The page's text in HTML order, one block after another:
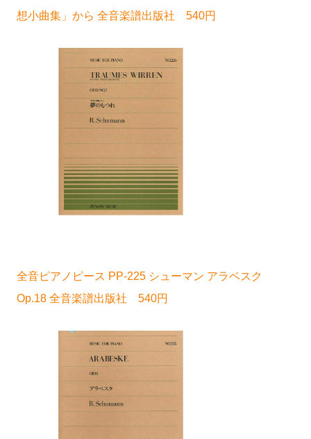
想小曲集」から 全音楽譜出版社 540円
全音ピアノピース PP-225 シューマン アラベスク
Op.18 全音楽譜出版社 540円